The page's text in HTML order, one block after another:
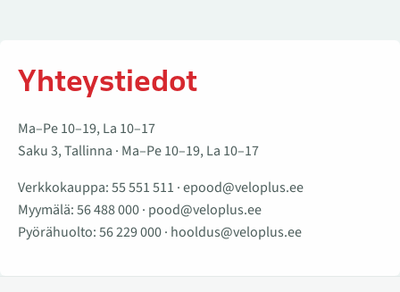
Yhteystiedot
Ma–Pe 10–19, La 10–17
Saku 3, Tallinna · Ma–Pe 10–19, La 10–17
Verkkokauppa:55 551 511 ·epood@veloplus.ee
Myymälä:56 488 000· pood@veloplus.ee
Pyörähuolto:56 229 000· hooldus@veloplus.ee